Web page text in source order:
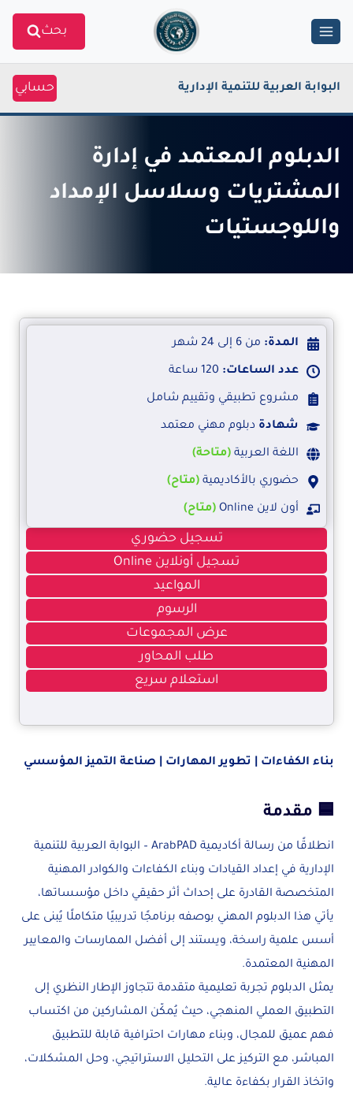
بحث
البوابة العربية للتنمية الإدارية حسابي
الدبلوم المعتمد في إدارة
المشتريات وسلاسل الإمداد
واللوجستيات
المدة: من 6 إلى 24 شهر
عدد الساعات: 120 ساعة
مشروع تطبيقي وتقييم شامل
شهادة دبلوم مهني معتمد
اللغة العربية (متاحة)
حضوري بالأكاديمية (متاح)
أون لاين Online (متاح)
تسجيل حضوري
تسجيل أونلاين Online
المواعيد
الرسوم
عرض المجموعات
طلب المحاور
استعلام سريع
بناء الكفاءات | تطوير المهارات | صناعة التميز المؤسسي
🟦 مقدمة
انطلاقًا من رسالة أكاديمية ArabPAD – البوابة العربية للتنمية
الإدارية في إعداد القيادات وبناء الكفاءات والكوادر المهنية
المتخصصة القادرة على إحداث أثر حقيقي داخل مؤسساتها،
يأتي هذا الدبلوم المهني بوصفه برنامجًا تدريبيًا متكاملًا يُبنى على
أسس علمية راسخة، ويستند إلى أفضل الممارسات والمعايير
المهنية المعتمدة.
يمثل الدبلوم تجربة تعليمية متقدمة تتجاوز الإطار النظري إلى
التطبيق العملي المنهجي، حيث يُمكّن المشاركين من اكتساب
فهم عميق للمجال، وبناء مهارات احترافية قابلة للتطبيق
المباشر، مع التركيز على التحليل الاستراتيجي، وحل المشكلات،
واتخاذ القرار بكفاءة عالية.